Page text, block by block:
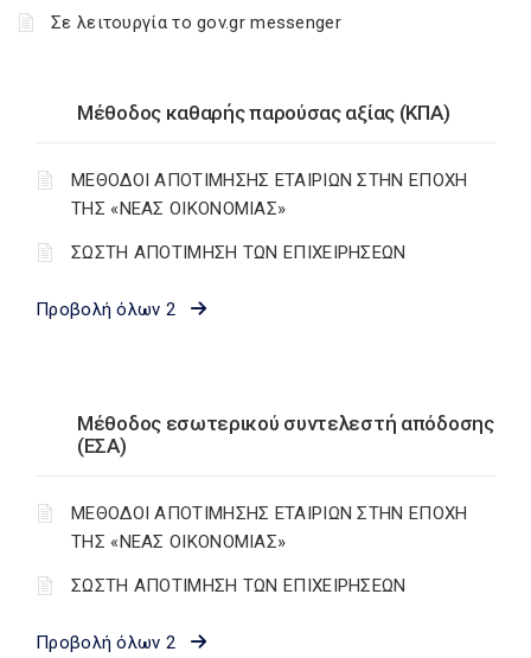
Σε λειτουργία το gov.gr messenger
Μέθοδος καθαρής παρούσας αξίας (ΚΠΑ)
ΜΕΘΟΔΟΙ ΑΠΟΤΙΜΗΣΗΣ ΕΤΑΙΡΙΩΝ ΣΤΗΝ ΕΠΟΧΗ
ΤΗΣ «ΝΕΑΣ ΟΙΚΟΝΟΜΙΑΣ»
ΣΩΣΤΗ ΑΠΟΤΙΜΗΣΗ ΤΩΝ ΕΠΙΧΕΙΡΗΣΕΩΝ
Προβολή όλων 2
Μέθοδος εσωτερικού συντελεστή απόδοσης
(ΕΣΑ)
ΜΕΘΟΔΟΙ ΑΠΟΤΙΜΗΣΗΣ ΕΤΑΙΡΙΩΝ ΣΤΗΝ ΕΠΟΧΗ
ΤΗΣ «ΝΕΑΣ ΟΙΚΟΝΟΜΙΑΣ»
ΣΩΣΤΗ ΑΠΟΤΙΜΗΣΗ ΤΩΝ ΕΠΙΧΕΙΡΗΣΕΩΝ
Προβολή όλων 2